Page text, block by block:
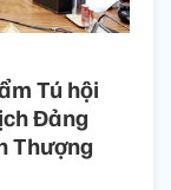
Tú hội
Đảng
Thượng